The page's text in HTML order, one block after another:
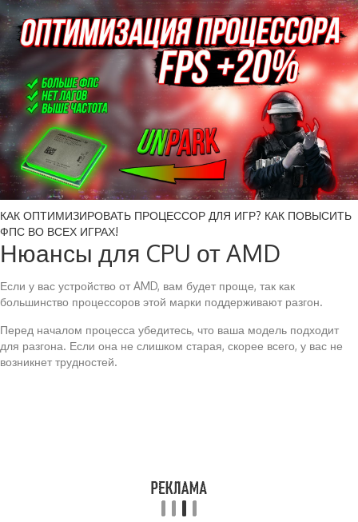
КАК ОПТИМИЗИРОВАТЬ ПРОЦЕССОР ДЛЯ ИГР? КАК ПОВЫСИТЬ
ФПС ВО ВСЕХ ИГРАХ!
Нюансы для CPU от AMD
Если у вас устройство от AMD, вам будет проще, так как
большинство процессоров этой марки поддерживают разгон.
Перед началом процесса убедитесь, что ваша модель подходит
для разгона. Если она не слишком старая, скорее всего, у вас не
возникнет трудностей.